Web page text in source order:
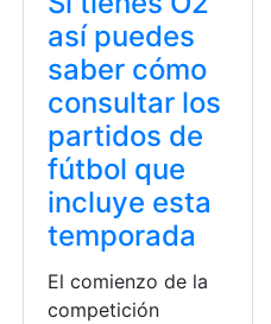
así puedes
saber cómo
consultar los
partidos de
fútbol que
incluye esta
temporada
El comienzo de la
competición